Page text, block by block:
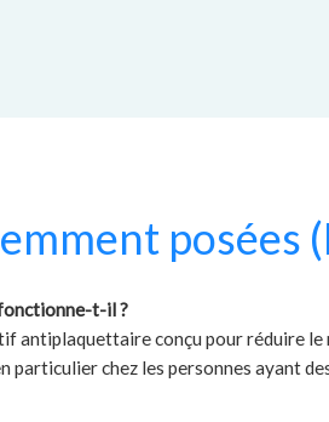
posées
t-il ?
antiplaquettaire conçu pour réduire le
particulier chez les personnes ayant